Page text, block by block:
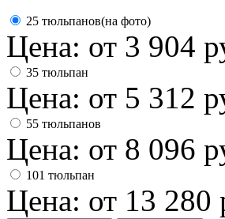
25 тюльпанов(на фото)
Цена: от 3 904
35 тюльпан
Цена: от 5 312
55 тюльпанов
Цена: от 8 096
101 тюльпан
Цена: от 13 280